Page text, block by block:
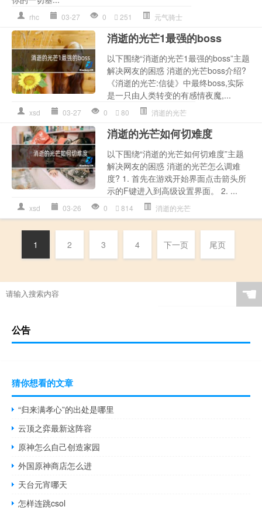
rhc 03-27 0 251 元气骑士
消逝的光芒1最强的boss
以下围绕“消逝的光芒1最强的boss”主题
解决网友的困惑 消逝的光芒boss介绍?
《消逝的光芒:信徒》中最终boss,实际
是一只由人类转变的有感情夜魔,...
xsd 03-27 0 80 消逝的光芒
消逝的光芒如何切难度
以下围绕“消逝的光芒如何切难度”主题
解决网友的困惑 消逝的光芒怎么调难
度? 1. 首先在游戏开始界面点击箭头所
示的F键进入到高级设置界面。 2. ...
xsd 03-26 0 814 消逝的光芒
1 2 3 4 下一页 尾页
☚
公告
猜你想看的文章
“归来满孝心”的出处是哪里
云顶之弈最新这阵容
原神怎么自己创造家园
外国原神商店怎么进
天台元宵哪天
怎样连跳csol